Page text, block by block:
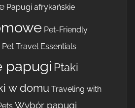
Papugi afrykańskie
Pet-Friendly
Pet Travel Essentials
papugi Ptaki
w domu Traveling with
Wybór papugi